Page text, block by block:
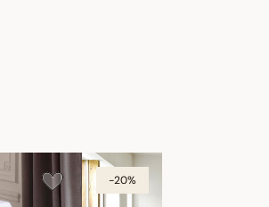
-20%